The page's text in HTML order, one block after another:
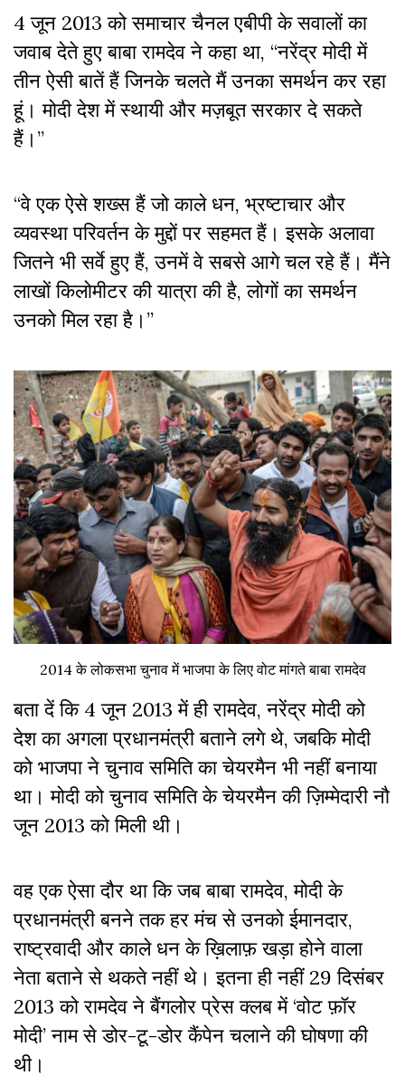
4 जून 2013 को समाचार चैनल एबीपी के सवालों का
जवाब देते हुए बाबा रामदेव ने कहा था, “नरेंद्र मोदी में
तीन ऐसी बातें हैं जिनके चलते मैं उनका समर्थन कर रहा
हूं। मोदी देश में स्थायी और मज़बूत सरकार दे सकते
हैं।”
“वे एक ऐसे शख्स हैं जो काले धन, भ्रष्टाचार और
व्यवस्था परिवर्तन के मुद्दों पर सहमत हैं। इसके अलावा
जितने भी सर्वे हुए हैं, उनमें वे सबसे आगे चल रहे हैं। मैंने
लाखों किलोमीटर की यात्रा की है, लोगों का समर्थन
उनको मिल रहा है।”
2014 के लोकसभा चुनाव में भाजपा के लिए वोट मांगते बाबा रामदेव
बता दें कि 4 जून 2013 में ही रामदेव, नरेंद्र मोदी को
देश का अगला प्रधानमंत्री बताने लगे थे, जबकि मोदी
को भाजपा ने चुनाव समिति का चेयरमैन भी नहीं बनाया
था। मोदी को चुनाव समिति के चेयरमैन की ज़िम्मेदारी नौ
जून 2013 को मिली थी।
वह एक ऐसा दौर था कि जब बाबा रामदेव, मोदी के
प्रधानमंत्री बनने तक हर मंच से उनको ईमानदार,
राष्ट्रवादी और काले धन के ख़िलाफ़ खड़ा होने वाला
नेता बताने से थकते नहीं थे। इतना ही नहीं 29 दिसंबर
2013 को रामदेव ने बैंगलोर प्रेस क्लब में ‘वोट फ़ॉर
मोदी’ नाम से डोर-टू-डोर कैंपेन चलाने की घोषणा की
थी।